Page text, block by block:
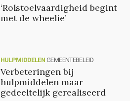
‘Rolstoelvaardigheid begint
met de wheelie’
HULPMIDDELEN GEMEENTEBELEID
Verbeteringen bij
hulpmiddelen maar
gedeeltelijk gerealiseerd